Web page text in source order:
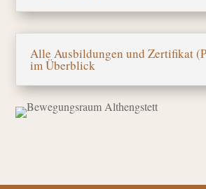
Alle Ausbildungen und Zertifikat
im Überblick